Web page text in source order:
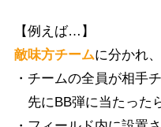
【例えば…】
敵味方チームに分かれ、
・チームの全員が相手
先にBB弾に当たった